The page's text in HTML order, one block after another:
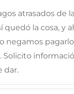
atrasados de la
la cosa, y
negamos pagarlo
Solicito
dar.